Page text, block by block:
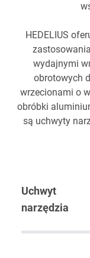
HEDELIUS
wydajnymi
obrotowych
wrzecionami o
obróbki
są uchwyty
Uchwyt
narzędzia